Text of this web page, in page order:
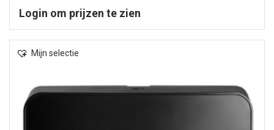
Login om prijzen te zien
Mijn selectie